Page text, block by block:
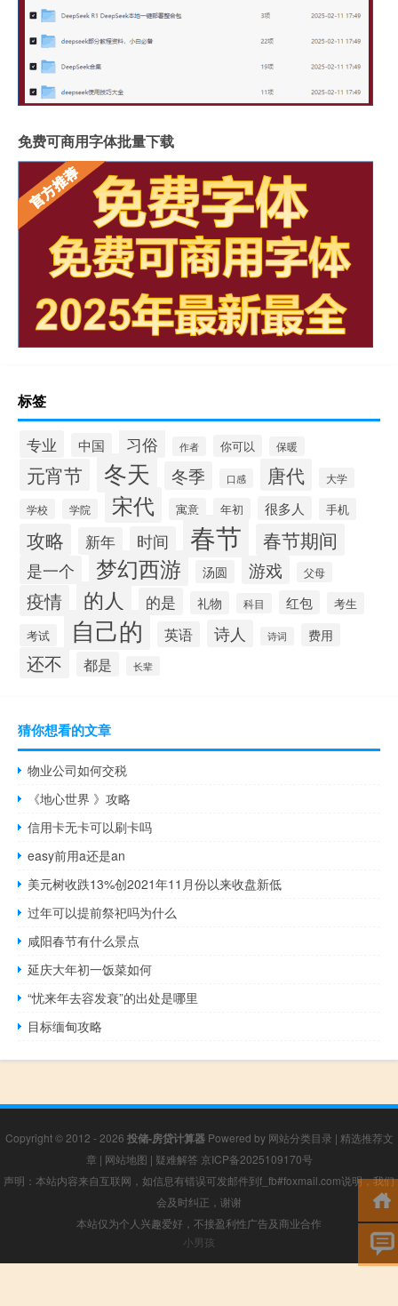
免费可商用字体批量下载
标签
专业 中国 习俗 作者 你可以 保暖
元宵节 冬天 冬季 口感 唐代 大学
学校 学院 宋代 寓意 年初 很多人 手机
攻略 新年 时间 春节 春节期间
是一个 梦幻西游 汤圆 游戏 父母
疫情 的人 的是 礼物 科目 红包
考生
考试
自己的 英语 诗人 诗词 费用
还不 都是 长辈
猜你想看的文章
物业公司如何交税
《地心世界 》攻略
信用卡无卡可以刷卡吗
easy前用a还是an
美元树收跌13%创2021年11月份以来收盘新低
过年可以提前祭祀吗为什么
咸阳春节有什么景点
延庆大年初一饭菜如何
“忧来年去容发衰”的出处是哪里
目标缅甸攻略
Copyright © 2012 - 2026 投储-房贷计算器Powered by 网站分类目录 | 精选推荐文
章 | 网站地图 | 疑难解答 京ICP备2025109170号
声明：本站内容来自互联网，如信息有错误可发邮件到f_fb#foxmail.com说明，我们
会及时纠正，谢谢
本站仅为个人兴趣爱好，不接盈利性广告及商业合作
小男孩